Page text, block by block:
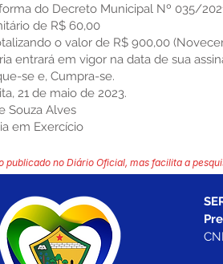
do Decreto Municipal Nº 035/
de R$ 60,00
o valor de R$ 900,00
entrará em vigor na data de sua
se e, Cumpra-se.
21 de maio de 2023.
Souza Alves
em Exercício
publicado no Diário Oficial, mas facilita a